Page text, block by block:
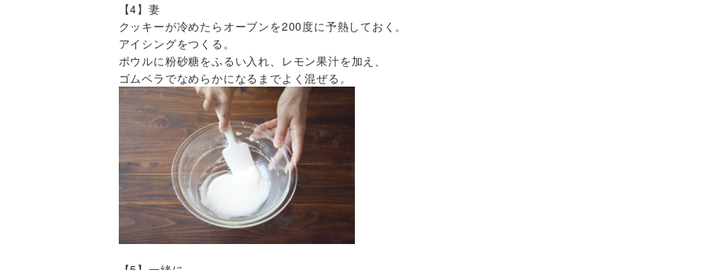
【4】妻
クッキーが冷めたらオーブンを200度に予熱しておく。
アイシングをつくる。
ボウルに粉砂糖をふるい入れ、レモン果汁を加え、
ゴムベラでなめらかになるまでよく混ぜる。